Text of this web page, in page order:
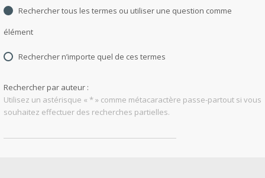
Rechercher tous les termes ou utiliser une question comme
élément
Rechercher n’importe quel de ces termes
Rechercher par auteur :
Utilisez un astérisque « * » comme métacaractère passe-partout si vous
souhaitez effectuer des recherches partielles.